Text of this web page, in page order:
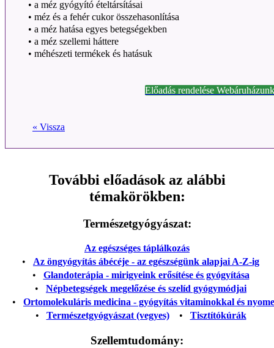
• a méz gyógyító ételtársításai
• méz és a fehér cukor összehasonlítása
• a méz hatása egyes betegségekben
• a méz szellemi háttere
• méhészeti termékek és hatásuk
Előadás rendelése
« Vissza
További előadások az alábbi
témakörökben:
Természetgyógyászat:
Az egészséges táplálkozás
• Az öngyógyítás ábécéje - az egészségünk alapjai A-Z-ig
• Glandoterápia - mirigyeink erősítése és gyógyítása
• Népbetegségek megelőzése és szelíd gyógymódjai
• Ortomolekuláris medicina - gyógyítás vitaminokkal és
• Természetgyógyászat (vegyes)• Tisztítókúrák
Szellemtudomány: